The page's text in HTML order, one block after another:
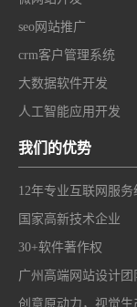
seo网站推广
crm客户管理系统
大数据软件开发
人工智能应用开发
我们的优势
12年专业互联网服务
国家高新技术企业
30+软件著作权
广州高端网站设计团
创意原动力，视觉生